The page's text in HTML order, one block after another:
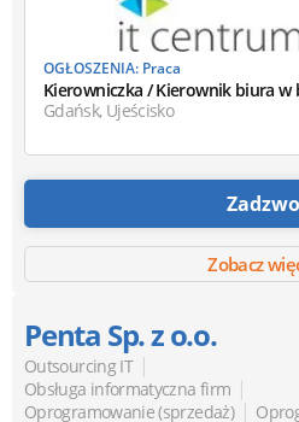
OGŁOSZENIA: Praca
Kierowniczka /
Gdańsk, Ujeścisko
Zobacz
Penta Sp. z o.o.
Outsourcing IT |
Obsługa informatyczna firm |
Oprogramowanie (sprzedaż) |